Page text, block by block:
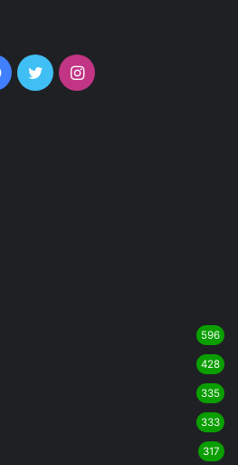
Facebook
TwitterInstagram
596
428
335
333
317